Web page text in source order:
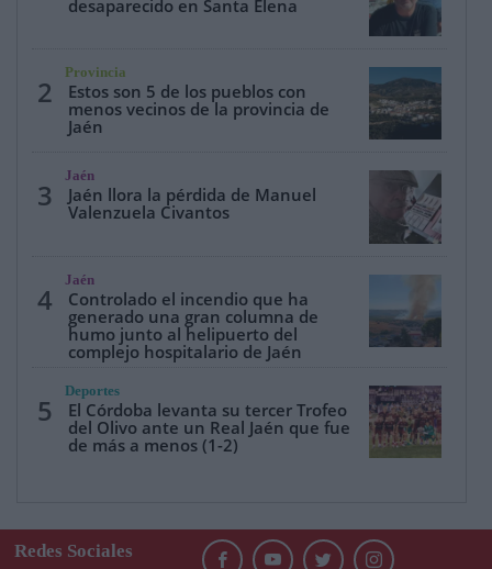
desaparecido en Santa Elena
2
Provincia
Estos son 5 de los pueblos con
menos vecinos de la provincia de
Jaén
3
Jaén
Jaén llora la pérdida de Manuel
Valenzuela Civantos
4
Jaén
Controlado el incendio que ha
generado una gran columna de
humo junto al helipuerto del
complejo hospitalario de Jaén
5
Deportes
El Córdoba levanta su tercer Trofeo
del Olivo ante un Real Jaén que fue
de más a menos (1-2)
Redes Sociales